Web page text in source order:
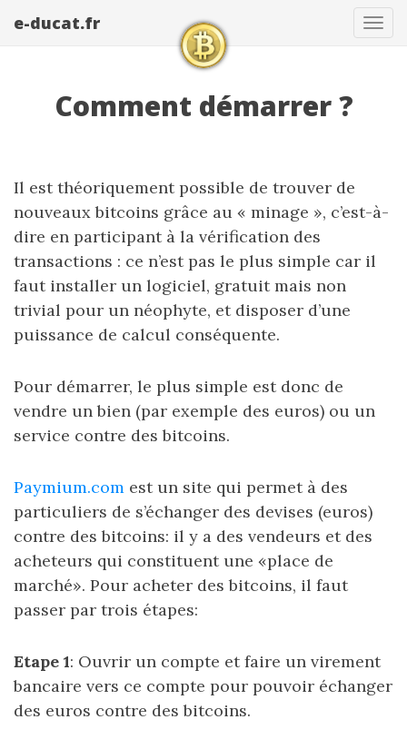
e-ducat.fr
Comment démarrer ?
Il est théoriquement possible de trouver de
nouveaux bitcoins grâce au « minage », c’est-à-
dire en participant à la vérification des
transactions : ce n’est pas le plus simple car il
faut installer un logiciel, gratuit mais non
trivial pour un néophyte, et disposer d’une
puissance de calcul conséquente.
Pour démarrer, le plus simple est donc de
vendre un bien (par exemple des euros) ou un
service contre des bitcoins.
Paymium.com est un site qui permet à des
particuliers de s’échanger des devises (euros)
contre des bitcoins: il y a des vendeurs et des
acheteurs qui constituent une «place de
marché». Pour acheter des bitcoins, il faut
passer par trois étapes:
Etape 1: Ouvrir un compte et faire un virement
bancaire vers ce compte pour pouvoir échanger
des euros contre des bitcoins.